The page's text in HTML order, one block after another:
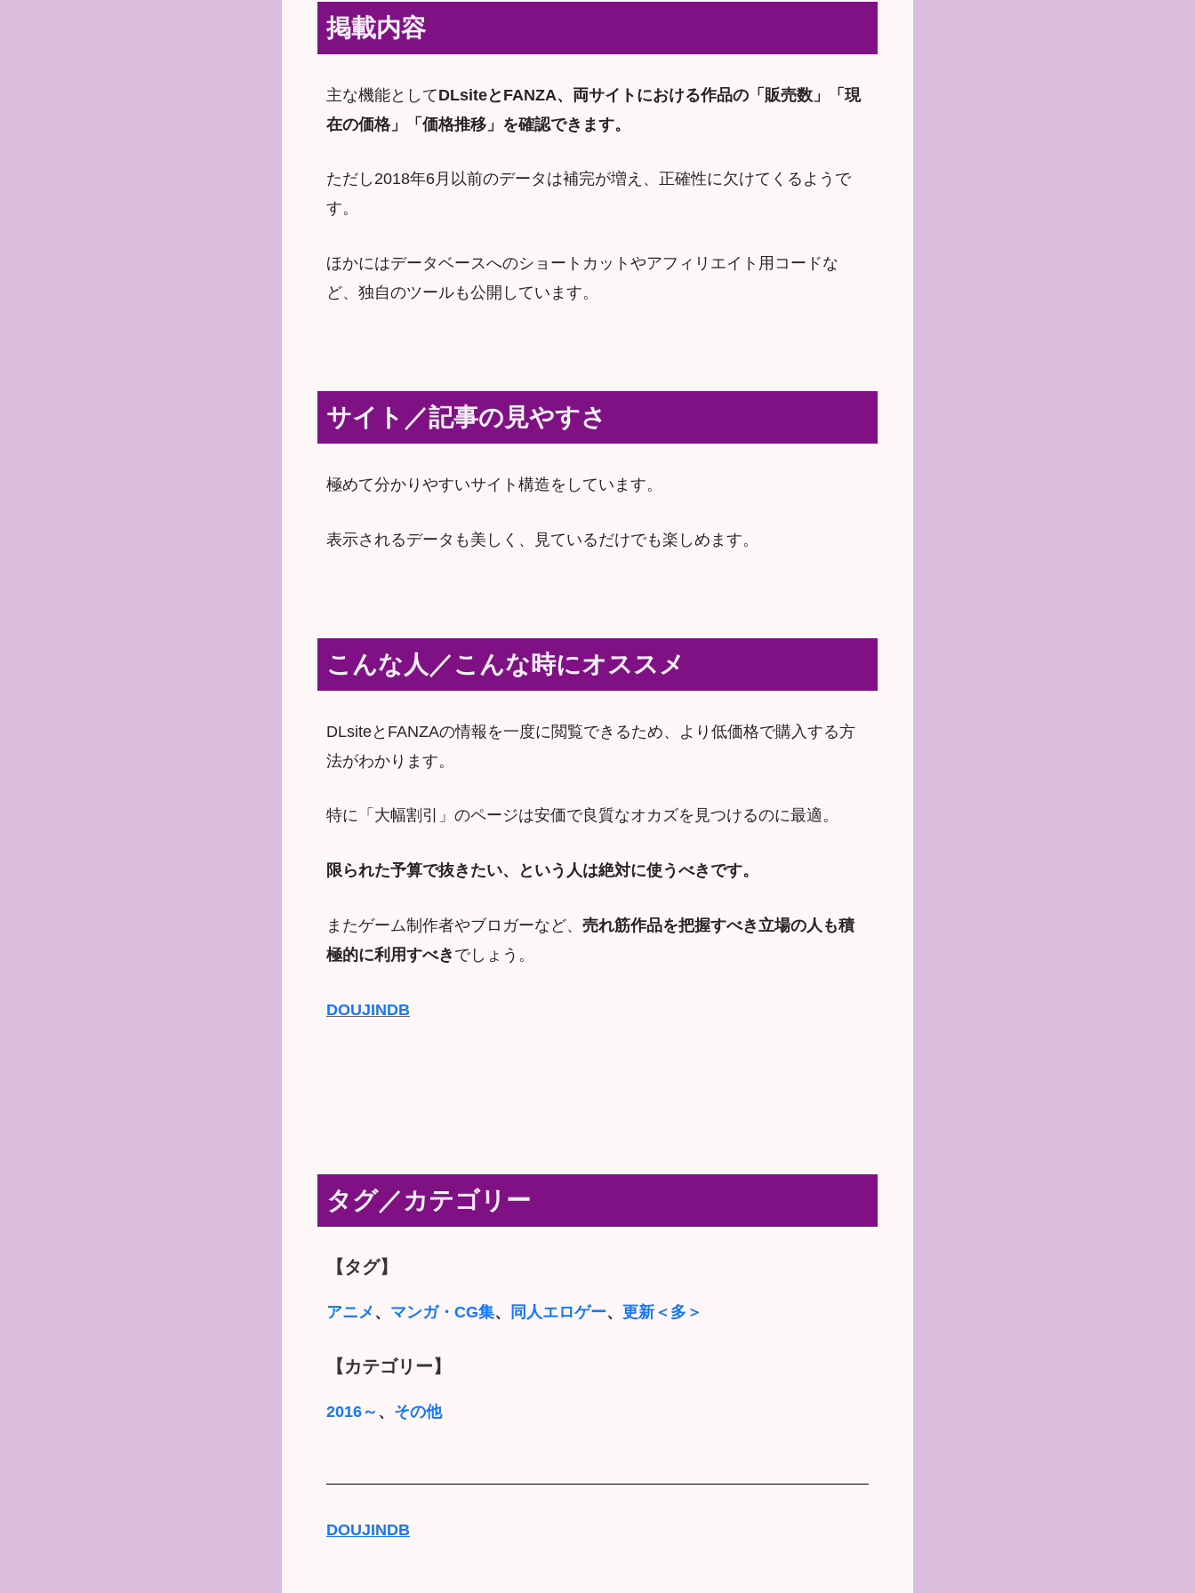
掲載内容
主な機能としてDLsiteとFANZA、両サイトにおける作品の「販売数」「現
在の価格」「価格推移」を確認できます。
ただし2018年6月以前のデータは補完が増え、正確性に欠けてくるようで
す。
ほかにはデータベースへのショートカットやアフィリエイト用コードな
ど、独自のツールも公開しています。
サイト／記事の見やすさ
極めて分かりやすいサイト構造をしています。
表示されるデータも美しく、見ているだけでも楽しめます。
こんな人／こんな時にオススメ
DLsiteとFANZAの情報を一度に閲覧できるため、より低価格で購入する方
法がわかります。
特に「大幅割引」のページは安価で良質なオカズを見つけるのに最適。
限られた予算で抜きたい、という人は絶対に使うべきです。
またゲーム制作者やブロガーなど、 売れ筋作品を把握すべき立場の人も積
極的に利用すべき でしょう。
DOUJINDB
タグ／カテゴリー
【タグ】
アニメ 、 マンガ・CG集、 同人エロゲー、 更新＜多＞
【カテゴリー】
2016～ 、 その他
DOUJINDB